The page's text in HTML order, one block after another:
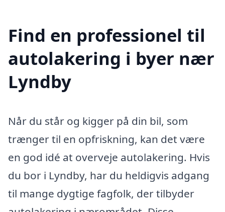
Find en professionel til
autolakering i byer nær
Lyndby
Når du står og kigger på din bil, som
trænger til en opfriskning, kan det være
en god idé at overveje autolakering. Hvis
du bor i Lyndby, har du heldigvis adgang
til mange dygtige fagfolk, der tilbyder